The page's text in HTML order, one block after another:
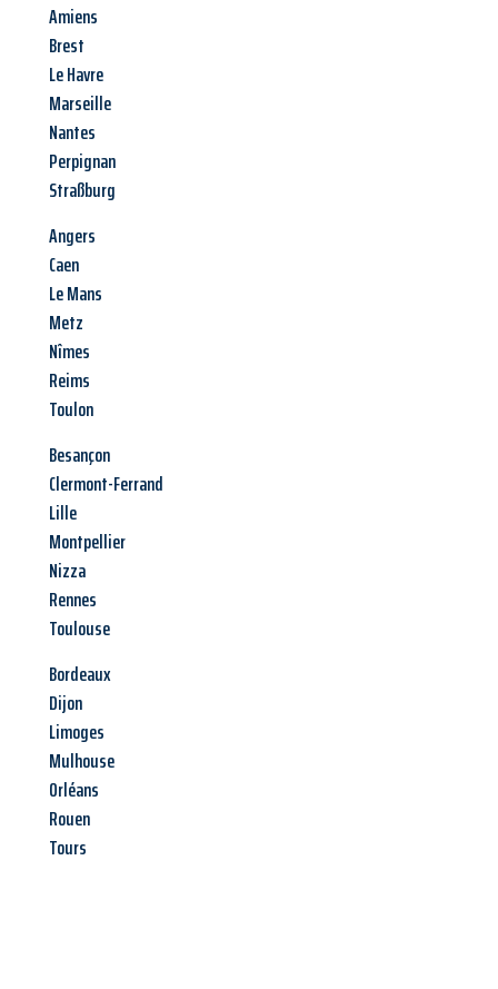
Amiens
Brest
Le Havre
Marseille
Nantes
Perpignan
Straßburg
Angers
Caen
Le Mans
Metz
Nîmes
Reims
Toulon
Besançon
Clermont-Ferrand
Lille
Montpellier
Nizza
Rennes
Toulouse
Bordeaux
Dijon
Limoges
Mulhouse
Orléans
Rouen
Tours